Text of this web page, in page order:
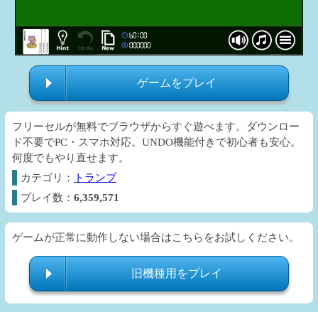
ゲームをプレイ
フリーセルが無料でブラウザからすぐ遊べます。ダウンロー
ド不要でPC・スマホ対応。UNDO機能付きで初心者も安心。
何度でもやり直せます。
カテゴリ：
トランプ
プレイ数：6,359,571
ゲームが正常に動作しない場合はこちらをお試しください。
旧機種用をプレイ